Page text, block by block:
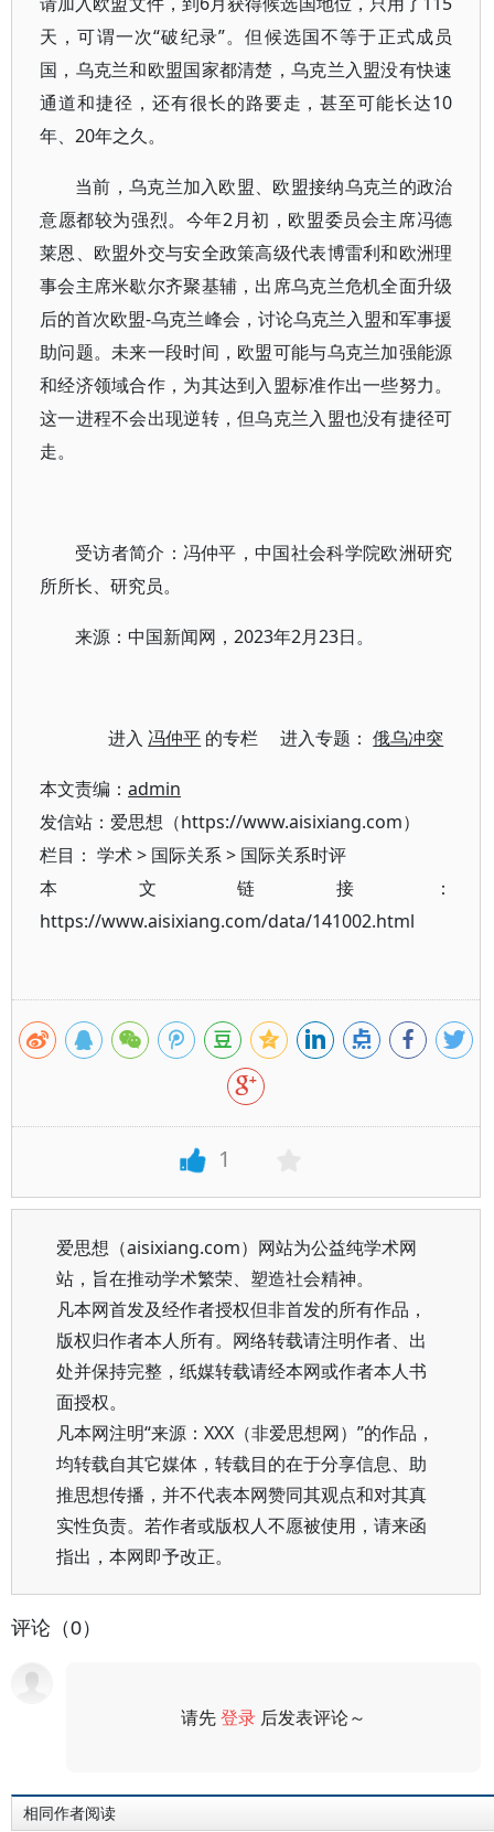
天，可谓一次“破纪录”。但候选国不等于正式成员
国，乌克兰和欧盟国家都清楚，乌克兰入盟没有快速
通道和捷径，还有很长的路要走，甚至可能长达10
年、20年之久。
当前，乌克兰加入欧盟、欧盟接纳乌克兰的政治
意愿都较为强烈。今年2月初，欧盟委员会主席冯德
莱恩、欧盟外交与安全政策高级代表博雷利和欧洲理
事会主席米歇尔齐聚基辅，出席乌克兰危机全面升级
后的首次欧盟-乌克兰峰会，讨论乌克兰入盟和军事援
助问题。未来一段时间，欧盟可能与乌克兰加强能源
和经济领域合作，为其达到入盟标准作出一些努力。
这一进程不会出现逆转，但乌克兰入盟也没有捷径可
走。
受访者简介：冯仲平，中国社会科学院欧洲研究
所所长、研究员。
来源：中国新闻网，2023年2月23日。
进入 冯仲平 的专栏 进入专题：俄乌冲突
本文责编： admin
发信站：爱思想（https://www.aisixiang.com）
栏目： 学术> 国际关系> 国际关系时评
本文链接：
https://www.aisixiang.com/data/141002.html
1
爱思想（aisixiang.com）网站为公益纯学术网
站，旨在推动学术繁荣、塑造社会精神。
凡本网首发及经作者授权但非首发的所有作品，
版权归作者本人所有。网络转载请注明作者、出
处并保持完整，纸媒转载请经本网或作者本人书
面授权。
凡本网注明“来源：XXX（非爱思想网）”的作品，
均转载自其它媒体，转载目的在于分享信息、助
推思想传播，并不代表本网赞同其观点和对其真
实性负责。若作者或版权人不愿被使用，请来函
指出，本网即予改正。
评论（0）
请先登录 后发表评论～
相同作者阅读